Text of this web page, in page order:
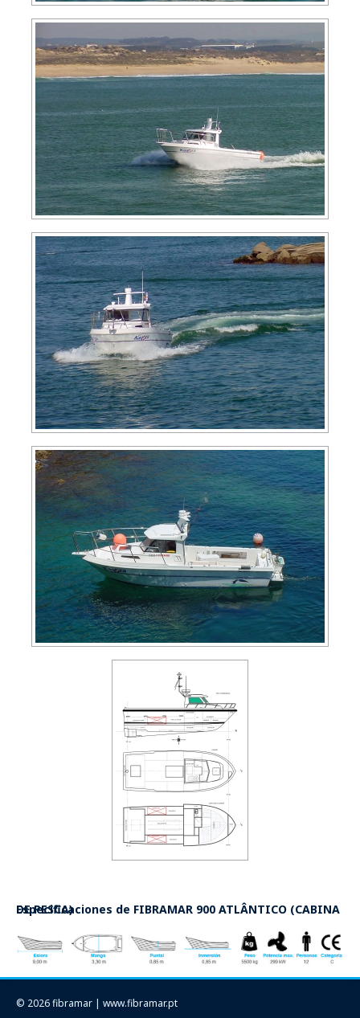
Especificaciones de
FIBRAMAR 900 ATLÂNTICO (CABINA DE PESCA)
© 2026 fibramar | www.fibramar.pt